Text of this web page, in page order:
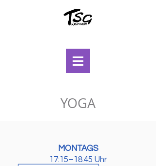
YOGA
MONTAGS
17:15–18:45 Uhr